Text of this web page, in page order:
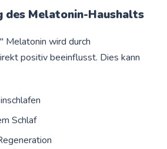
des Melatonin-Haushalts
Melatonin wird durch
positiv beeinflusst. Dies kann
Schlaf